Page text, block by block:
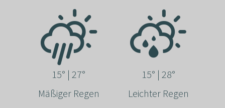
15° | 27°
Mäßiger Regen
15° | 28°
Leichter Regen